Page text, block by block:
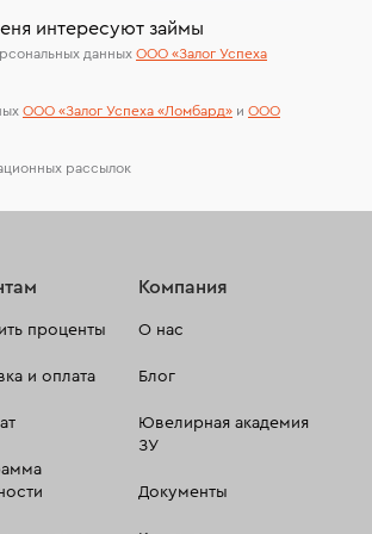
интересуют займы
данных ООО «Залог Успеха
ООО «Залог Успеха «Ломбард» и ООО
рассылок
проценты
и оплата
Компания
О нас
Блог
Ювелирная академия
ЗУ
Документы